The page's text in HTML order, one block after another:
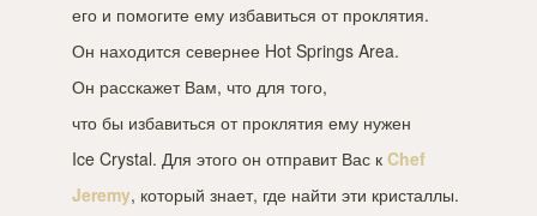
его и помогите ему избавиться от проклятия.
Он находится севернее Hot Springs Area.
Он расскажет Вам, что для того,
что бы избавиться от проклятия ему нужен
Ice Crystal. Для этого он отправит Вас к Chef
Jeremy, который знает, где найти эти кристаллы.